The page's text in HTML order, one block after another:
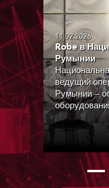
11.02.2026
Robe в
Румынии
ведущий
Румынии —